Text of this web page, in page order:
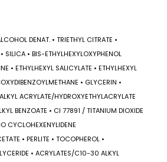
DENAT. • TRIETHYL CITRATE •
SILICA • BIS-ETHYLHEXYLOXYPHENOL
• ETHYLHEXYL SALICYLATE • ETHYLHEXYL
• GLYCERIN •
ACRYLATE/HYDROXYETHYLACRYLATE
BENZOATE • CI 77891 / TITANIUM DIOXIDE
CYCLOHEXENYLIDENE
• PERLITE • TOCOPHEROL •
• ACRYLATES/C10-30 ALKYL